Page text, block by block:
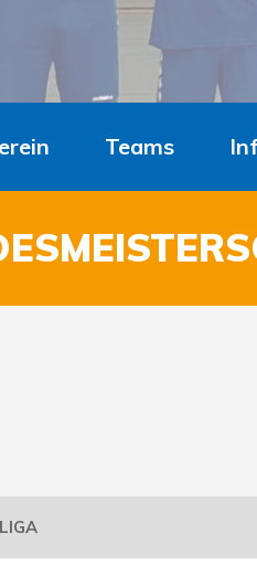
Teams
LIGA